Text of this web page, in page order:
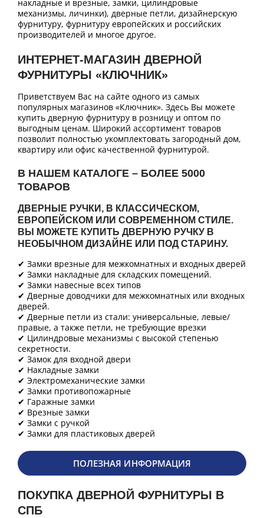
накладные и врезные, замки, цилиндровые
механизмы, личинки), дверные петли, дизайнерскую
фурнитуру, фурнитуру европейских и российских
производителей и многое другое.
ИНТЕРНЕТ-МАГАЗИН ДВЕРНОЙ
ФУРНИТУРЫ «КЛЮЧНИК»
Приветствуем Вас на сайте одного из самых
популярных магазинов «Ключник». Здесь Вы можете
купить дверную фурнитуру в розницу и оптом по
выгодным ценам. Широкий ассортимент товаров
позволит полностью укомплектовать загородный дом,
квартиру или офис качественной фурнитурой.
В НАШЕМ КАТАЛОГЕ – БОЛЕЕ 5000
ТОВАРОВ
ДВЕРНЫЕ РУЧКИ, В КЛАССИЧЕСКОМ,
ЕВРОПЕЙСКОМ ИЛИ СОВРЕМЕННОМ СТИЛЕ.
ВЫ МОЖЕТЕ КУПИТЬ ДВЕРНУЮ РУЧКУ В
НЕОБЫЧНОМ ДИЗАЙНЕ ИЛИ ПОД СТАРИНУ.
✔ Замки врезные для межкомнатных и входных дверей
✔ Замки накладные для складских помещений.
✔ Замки навесные всех типов
✔ Дверные доводчики для межкомнатных или входных
дверей.
✔ Дверные петли из стали: универсальные, левые/
правые, а также петли, не требующие врезки
✔ Цилиндровые механизмы с высокой степенью
секретности.
✔ Замок для входной двери
✔ Накладные замки
✔ Электромеханические замки
✔ Замки противопожарные
✔ Гаражные замки
✔ Врезные замки
✔ Замки с ручкой
✔ Замки для пластиковых дверей
ПОЛЕЗНАЯ ИНФОРМАЦИЯ
ПОКУПКА ДВЕРНОЙ ФУРНИТУРЫ В
СПБ